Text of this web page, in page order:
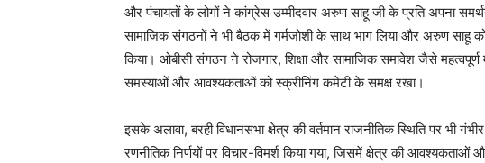
और पंचायतों के लोगों ने कांग्रेस उम्मीदवार अरुण साहू जी के प्रति अपना
सामाजिक संगठनों ने भी बैठक में गर्मजोशी के साथ भाग लिया और अरुण साहू
किया। ओबीसी संगठन ने रोजगार, शिक्षा और सामाजिक समावेश जैसे महत्वपूर्ण
समस्याओं और आवश्यकताओं को स्क्रीनिंग कमेटी के समक्ष रखा।
इसके अलावा, बरही विधानसभा क्षेत्र की वर्तमान राजनीतिक स्थिति पर भी
रणनीतिक निर्णयों पर विचार-विमर्श किया गया, जिसमें क्षेत्र की